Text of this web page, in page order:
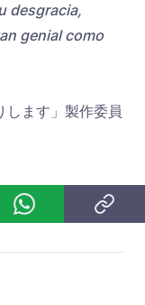
desgracia,
genial como
ます」製作委員